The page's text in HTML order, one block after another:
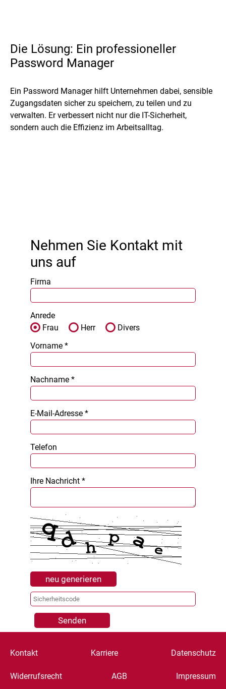
Die Lösung: Ein professioneller
Password Manager
Ein Password Manager hilft Unternehmen dabei, sensible
Zugangsdaten sicher zu speichern, zu teilen und zu
verwalten. Er verbessert nicht nur die IT-Sicherheit,
sondern auch die Effizienz im Arbeitsalltag.
Nehmen Sie Kontakt mit
uns auf
Firma
Anrede
Frau
Herr
Divers
Vorname *
Nachname *
E-Mail-Adresse *
Telefon
Ihre Nachricht *
neu generieren
Senden
Kontakt Karriere Datenschutz
Widerrufsrecht AGB Impressum